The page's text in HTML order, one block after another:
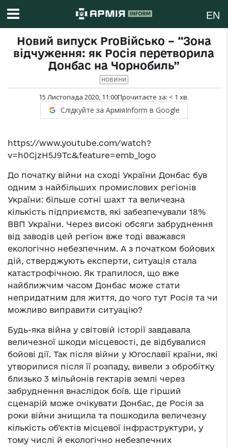
EN
Новий випуск ProВійсько – “Зона
відчуження: як Росія перетворила
Донбас на Чорнобиль”
НОВИНИ
15 Листопада 2020, 11:00Прочитаєте за: < 1 хв.
Слідкуйте за АрміяInform в Google
https://www.youtube.com/watch?
v=h0CjzH5J9Tc&feature=emb_logo
До початку війни на сході України Донбас був
одним з найбільших промислових регіонів
України: більше сотні шахт та величезна
кількість підприємств, які забезпечували 18%
ВВП України. Через високі обсяги забруднення
від заводів цей регіон вже тоді вважався
екологічно небезпечним. А з початком бойових
дій, стверджують експерти, ситуація стала
катастрофічною. Як трапилося, що вже
найближчим часом Донбас може стати
непридатним для життя, до чого тут Росія та чи
можливо виправити ситуацію?
Будь-яка війна у світовій історії завдавала
величезної шкоди місцевості, де відбувалися
бойові дії. Так після війни у Югославії країни, які
утворилися після її розпаду, вивели з обробітку
близько 3 мільйонів гектарів землі через
забруднення внаслідок боїв. Ще гірший
сценарій може очікувати Донбас, де Росія за
роки війни знищила та пошкодила величезну
кількість об’єктів місцевої інфраструктури, у
тому числі й екологічно небезпечних